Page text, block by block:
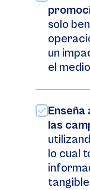
solo
un
el
las
lo cual